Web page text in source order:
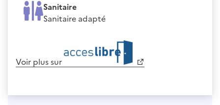
Sanitaire
Sanitaire adapté
Voir plus sur